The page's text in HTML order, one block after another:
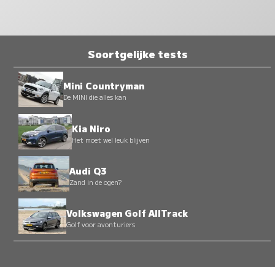
Soortgelijke tests
Mini Countryman
De MINI die alles kan
Kia Niro
Het moet wel leuk blijven
Audi Q3
Zand in de ogen?
Volkswagen Golf AllTrack
Golf voor avonturiers